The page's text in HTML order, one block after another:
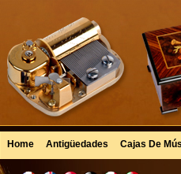
Home Antigüedades Cajas De